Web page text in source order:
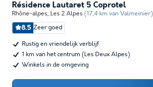
Résidence Lautaret 5 Coprotel
Rhône-alpes, Les 2 Alpes (17,4 km van Valmeinier)
8.5 Zeer goed
Rustig en vriendelijk verblijf
1 km van het centrum (Les Deux Alpes)
Winkels in de omgeving